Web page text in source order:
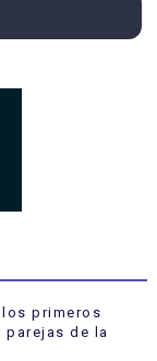
los primeros
parejas de la